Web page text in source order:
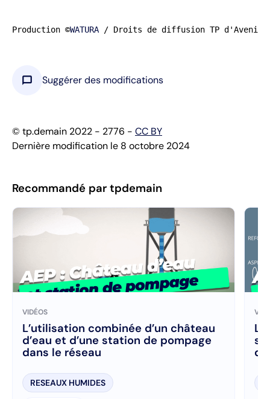
Production ©WATURA / Droits de diffusion TP d'Avenir
chat_bubble Suggérer des modifications
© tp.demain 2022 - 2776 - CC BY
Dernière modification le 8 octobre 2024
Recommandé par tpdemain
VIDÉOS
L’utilisation combinée d’un château
d’eau et d’une station de pompage
dans le réseau
RESEAUX HUMIDES